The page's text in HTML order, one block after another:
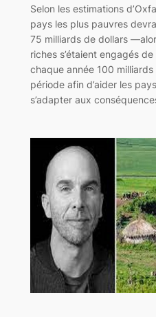
Selon les estimations
pays les plus pauvres
75 milliards de dollars
riches s’étaient engagés
chaque année 100
période afin d’aider les
s’adapter aux